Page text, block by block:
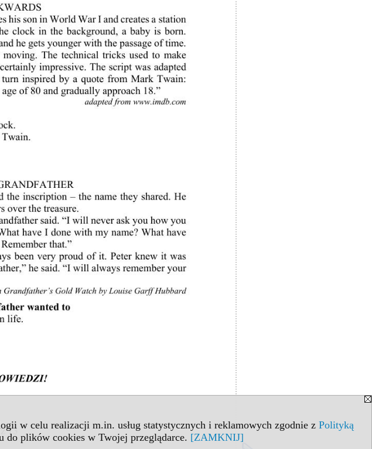
w celu realizacji m.in. usług statystycznych i reklamowych zgodnie z Polityką
do plików cookies w Twojej przeglądarce. [ZAMKNIJ]